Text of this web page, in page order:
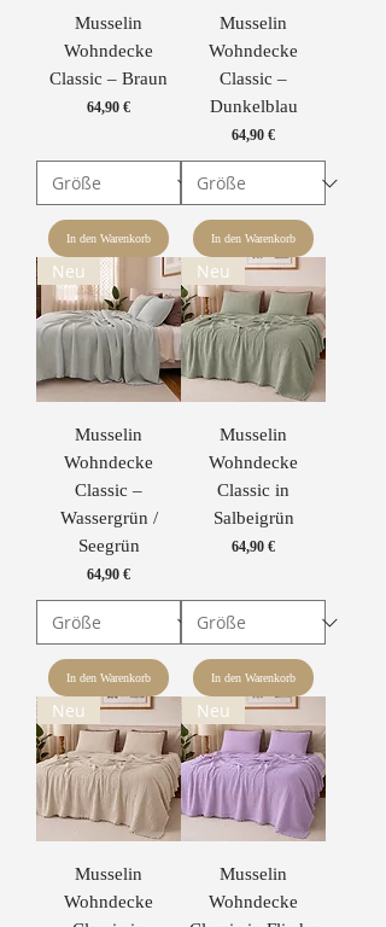
Musselin
Wohndecke
Classic – Braun
Preis
64,90 €
In den Warenkorb
Musselin
Wohndecke
Classic –
Dunkelblau
Preis
64,90 €
In den Warenkorb
Neu
Musselin
Wohndecke
Classic –
Wassergrün /
Seegrün
Preis
64,90 €
In den Warenkorb
Neu
Musselin
Wohndecke
Classic in
Salbeigrün
Preis
64,90 €
In den Warenkorb
Neu
Musselin
Wohndecke
Neu
Musselin
Wohndecke